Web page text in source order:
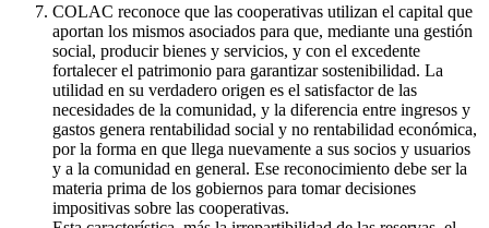
COLAC reconoce que las cooperativas utilizan el capital que
aportan los mismos asociados para que, mediante una gestión
social, producir bienes y servicios, y con el excedente
fortalecer el patrimonio para garantizar sostenibilidad. La
utilidad en su verdadero origen es el satisfactor de las
necesidades de la comunidad, y la diferencia entre ingresos y
gastos genera rentabilidad social y no rentabilidad económica,
por la forma en que llega nuevamente a sus socios y usuarios
y a la comunidad en general. Ese reconocimiento debe ser la
materia prima de los gobiernos para tomar decisiones
impositivas sobre las cooperativas.